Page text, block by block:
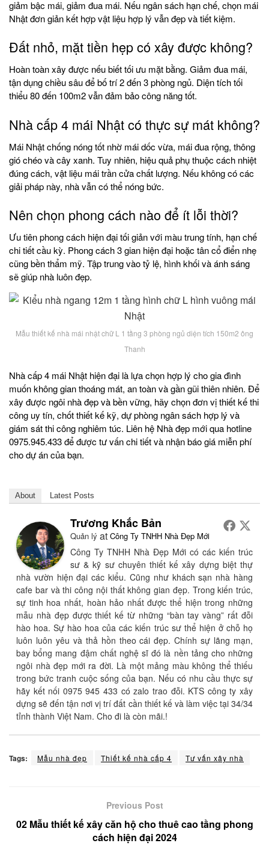
giảm bậc mái, giảm đua mái. Nếu ngân sách hạn chế, chọn mái
Nhật đơn giản kết hợp vật liệu hợp lý vẫn đẹp và tiết kiệm.
Đất nhỏ, mặt tiền hẹp có xây được không?
Hoàn toàn xây được nếu biết tối ưu mặt bằng. Giảm đua mái,
tận dụng chiều sâu để bố trí 2 đến 3 phòng ngủ. Diện tích tối
thiểu 80 đến 100m2 vẫn đảm bảo công năng tốt.
Nhà cấp 4 mái Nhật có thực sự mát không?
Mái Nhật chống nóng tốt nhờ mái dốc vừa, mái đua rộng, thông
gió chéo và cây xanh. Tuy nhiên, hiệu quả phụ thuộc cách nhiệt
đúng cách, vật liệu mái trần cửa chất lượng. Nếu không có các
giải pháp này, nhà vẫn có thể nóng bức.
Nên chọn phong cách nào để ít lỗi thời?
Ưu tiên phong cách hiện đại tối giản với màu trung tính, hạn chế
chi tiết cầu kỳ. Phong cách 3 gian hiện đại hoặc tân cổ điển nhẹ
cũng bền thẩm mỹ. Tập trung vào tỷ lệ, hình khối và ánh sáng
sẽ giúp nhà luôn đẹp.
Mẫu thiết kế nhà mái nhật chữ L 1 tầng 3 phòng ngủ diện tích 150m2 ông
Thanh
Nhà cấp 4 mái Nhật hiện đại là lựa chọn hợp lý cho gia đình
muốn không gian thoáng mát, an toàn và gần gũi thiên nhiên. Để
xây được ngôi nhà đẹp và bền vững, hãy chọn đơn vị thiết kế thi
công uy tín, chốt thiết kế kỹ, dự phòng ngân sách hợp lý và
giám sát thi công nghiêm túc. Liên hệ Nhà đẹp mới qua hotline
0975.945.433 để được tư vấn chi tiết và nhận báo giá miễn phí
cho dự án của bạn.
About Latest Posts
Trương Khắc Bản
Quản lý at Công Ty TNHH Nhà Đẹp Mới
Công Ty TNHH Nhà Đẹp Mới có các kiến trúc
sư & kỹ sư chuyên thiết kế xây dựng biệt thự
nhà vườn hiện đại các kiểu. Cũng như khách sạn nhà hàng
cafe bar và thi công nội thất không gian đẹp. Trong kiến trúc,
sự tinh hoa nhất, hoàn hảo nhất được thể hiện trong những
mẫu nhà đẹp được thiết kế từ những “bàn tay vàng” rất đỗi
hào hoa. Sự hào hoa của các kiến trúc sư thể hiện ở chỗ họ
luôn luôn yêu và thả hồn theo cái đẹp. Chính sự lãng mạn,
bay bổng mang đậm chất nghệ sĩ đó là nền tảng cho những
ngôi nhà đẹp mới ra đời. Là một mảng màu không thể thiếu
trong bức tranh cuộc sống của bạn. Nếu có nhu cầu thực sự
hãy kết nối 0975 945 433 có zalo trao đỗi. KTS công ty xây
dựng sẽ đến tận nơi vị trí đất cần thiết kế và làm việc tại 34/34
tỉnh thành Việt Nam. Cho đi là còn mãi.!
Tags: Mẫu nhà đẹp Thiết kế nhà cấp 4 Tư vấn xây nhà
Previous Post
02 Mẫu thiết kế xây căn hộ cho thuê cao tầng phong
cách hiện đại 2024